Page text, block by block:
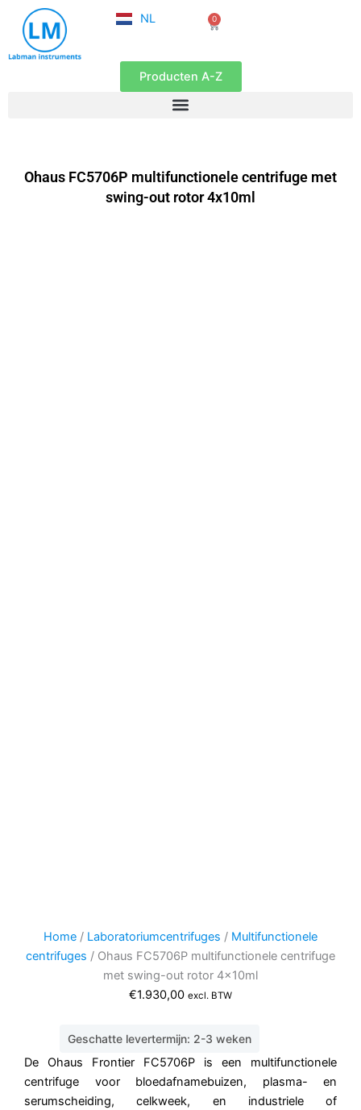
naar
NL
EN
0
Winkelwagen
Producten A-Z
Ohaus FC5706P multifunctionele centrifuge met
swing-out rotor 4x10ml
Home / Laboratoriumcentrifuges / Multifunctionele
centrifuges / Ohaus FC5706P multifunctionele centrifuge
met swing-out rotor 4x10ml
€1.930,00 excl. BTW
Geschatte levertermijn: 2-3 weken
De Ohaus Frontier FC5706P is een multifunctionele
centrifuge voor bloedafnamebuizen, plasma- en
serumscheiding, celkweek, en industriele of